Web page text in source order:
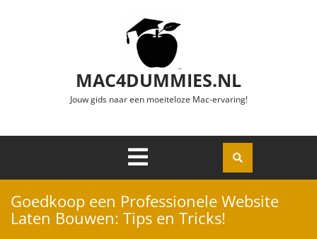
MAC4DUMMIES.NL
Jouw gids naar een moeiteloze Mac-ervaring!
Openen
Goedkoop een Professionele Website
Laten Bouwen: Tips en Tricks!